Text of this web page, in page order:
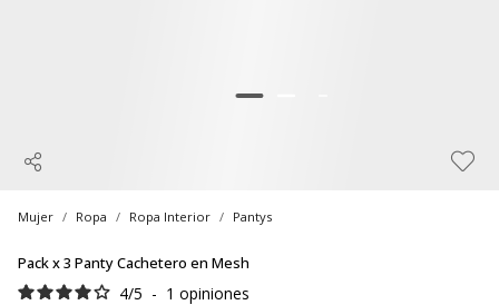
Mujer Ropa Ropa Interior Pantys
Pack x 3 Panty Cachetero en Mesh
4/5 - 1 opiniones